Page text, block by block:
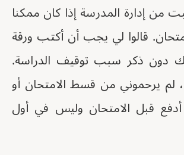
من إدارة المدرسة إذا كان ممكنا
قالوا لي يجب أن أكتب ورقة
دون ذكر سبب توقيف الدراسة.
لم يرحموني من قسط الامتحان أو
قبل الامتحان وليس في أول